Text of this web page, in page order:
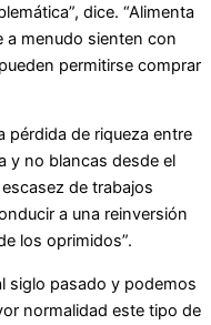
dice. “Alimenta
a menudo sienten con
permitirse comprar
pérdida de riqueza entre
y no blancas desde el
de trabajos
a una reinversión
los oprimidos”.
siglo pasado y podemos
normalidad este tipo de